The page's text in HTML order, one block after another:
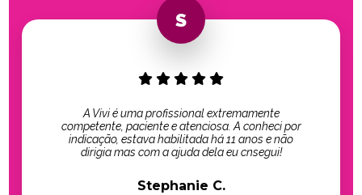
A Vivi é uma profissional extremamente
competente, paciente e atenciosa. A conheci por
indicação, estava habilitada há 11 anos e não
dirigia mas com a ajuda dela eu cnsegui!
Stephanie C.